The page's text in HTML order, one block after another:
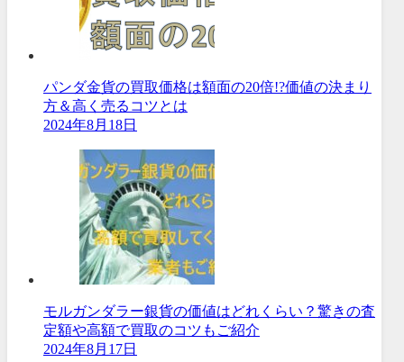
パンダ金貨の買取価格は額面の20倍!?価値の決まり
方＆高く売るコツとは
2024年8月18日
モルガンダラー銀貨の価値はどれくらい？驚きの査
定額や高額で買取のコツもご紹介
2024年8月17日